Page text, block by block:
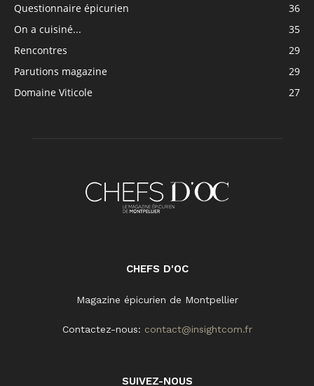
Questionnaire épicurien
36
On a cuisiné...
35
Rencontres
29
Parutions magazine
29
Domaine Viticole
27
CHEFS D'OC
Magazine épicurien de Montpellier
Contactez-nous: contact@insightcom.fr
SUIVEZ-NOUS